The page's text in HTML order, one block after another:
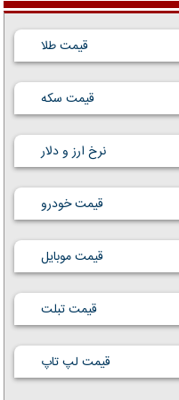
قیمت طلا
قیمت سکه
نرخ ارز و دلار
قیمت خودرو
قیمت موبایل
قیمت تبلت
قیمت لپ تاپ